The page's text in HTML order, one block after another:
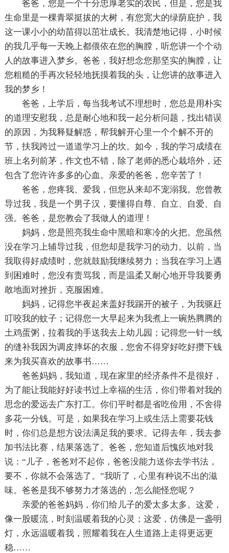
爸爸，您是一个十分忠厚老实的农民，但是，您是我
生命里是一棵青翠挺拔的大树，有您宽大的绿荫庇护，我
这一课小小的幼苗得以茁壮成长。我清楚地记得，小时候
的我几乎每一天晚上都偎依在您的胸膛，听您讲一个个动
人的故事进入梦乡。爸爸，我好想念您那坚实的胸膛，让
您粗糙的手再次轻轻地抚摸着我的头，让您讲的故事进入
我的梦乡！
爸爸，上学后，每当我考试不理想时，您总是用朴实
的道理安慰我，总是耐心地和我一起分析问题，找出错误
的原因，为我释疑解惑，帮我解开心里一个个解不开的
节，扶我跨过一道道学习上的坎。如今，我的学习成绩在
班上名列前茅，作文也不错，除了老师的悉心栽培外，还
包含了您许许多多的心血。亲爱的爸爸，您辛苦了！
爸爸，您疼我、爱我，但您从来却不宠溺我。您曾教
导过我，我是一个男子汉，要懂得自尊、自立、自爱、自
强。爸爸，是您教会了我做人的道理！
妈妈，您是照亮我生命中黑暗和寒冷的火把。您虽然
没在学习上辅导过我，但您却是我学习的动力。以前，当
我取得好成绩时，您就鼓励我继续努力；当我在学习上遇
到困难时，您没有责骂我，而是温柔又耐心地开导我要勇
敢地面对挫折，克服困难。
妈妈，记得您半夜起来盖好我踢开的被子，为我驱赶
叮咬我的蚊子；记得您一大早起来为我煮上一碗热腾腾的
土鸡蛋粥，拉着我的手送我去上幼儿园；记得您一针一线
的缝补我因为调皮摔坏的衣服，您舍不得穿好吃好攒下钱
来为我买喜欢的故事书……
爸爸妈妈，我知道，现在家里的经济条件不是很好，
为了能让我能好好读书过上幸福的生活，你们带着对我的
思念的爱远去广东打工。你们平时都是省吃俭用，不舍得
多花一分钱。可是，如果我在学习上或生活上需要花钱
时，你们总是想方设法满足我的要求。记得去年，我去参
加书法比赛，结果落选了。爸爸，您知道后愧疚地对我
说：“儿子，爸爸对不起你，爸爸没能力送你去学书法，
要不，你就不会落选了。”我听了，心里有种说不出的滋
味。爸爸是我不够努力才落选的，怎么能怪您呢？
亲爱的爸爸妈妈，你们给儿子的爱太多太多。这爱，
像一股暖流，时刻温暖着我的心灵；这爱，仿佛是一盏明
灯，永远温暖着我，照耀着我在人生道路上走得更远更
稳……